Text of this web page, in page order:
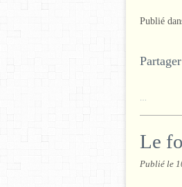
Publié
Le
Publié le